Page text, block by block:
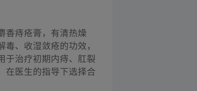
香痔疮膏，有清热燥
、收湿敛疮的功效，
于治疗初期内痔、肛裂
在医生的指导下选择合